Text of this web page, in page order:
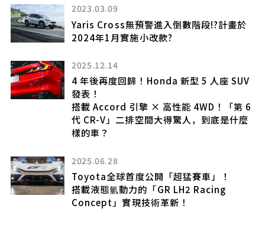
2023.03.09
Yaris Cross無預警進入倒數階段!?計畫於
2024年1月實施小改款?
2025.12.14
4 年後再度回歸！Honda 新型 5 人座 SUV
發表！
搭載 Accord 引擎 × 高性能 4WD！「第 6
代 CR-V」二排空間大得驚人，到底是什麼
樣的車？
2025.06.28
Toyota全球首度公開「超猛賽車」！
搭載液態氫動力的「GR LH2 Racing
Concept」實現技術革新！